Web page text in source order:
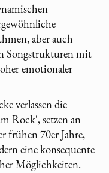
aber auch
Songstrukturen mit
emotionaler
verlassen die
Rock', setzen an
frühen 70er Jahre,
eine konsequente
Möglichkeiten.